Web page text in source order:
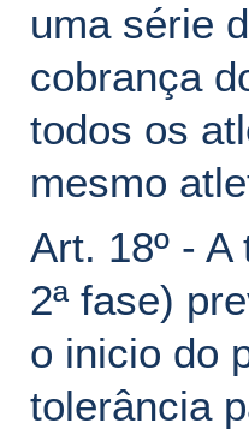
uma série
cobrança
todos os
mesmo
Art. 18º -
2ª fase)
o inicio do
tolerância